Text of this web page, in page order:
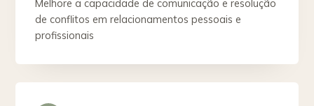
Melhore a capacidade de comunicação e resolução
de conflitos em relacionamentos pessoais e
profissionais